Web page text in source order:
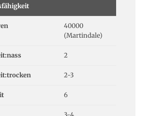
40000
(Martindale)
2
2-3
6